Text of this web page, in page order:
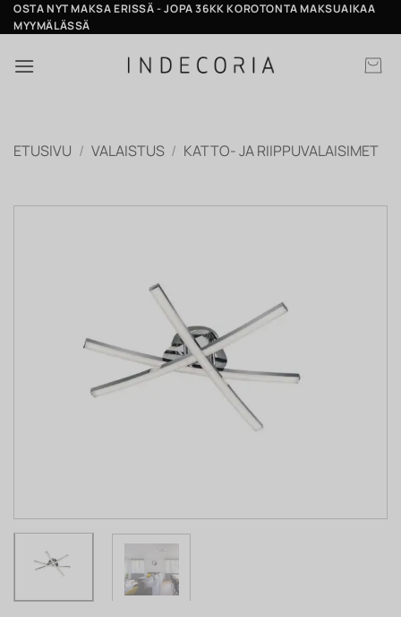
Skip
to
OSTA NYT MAKSA ERISSÄ - JOPA 36KK KOROTONTA MAKSUAIKAA
MYYMÄLÄSSÄ
ETUSIVU / VALAISTUS / KATTO- JA RIIPPUVALAISIMET